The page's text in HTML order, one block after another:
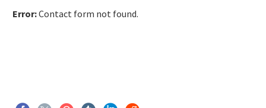
Error:Contact form not found.